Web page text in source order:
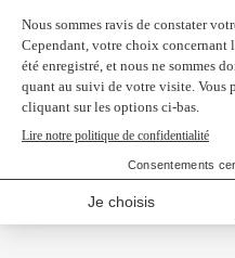
LEXMARK
929,95 $ 899,95 $